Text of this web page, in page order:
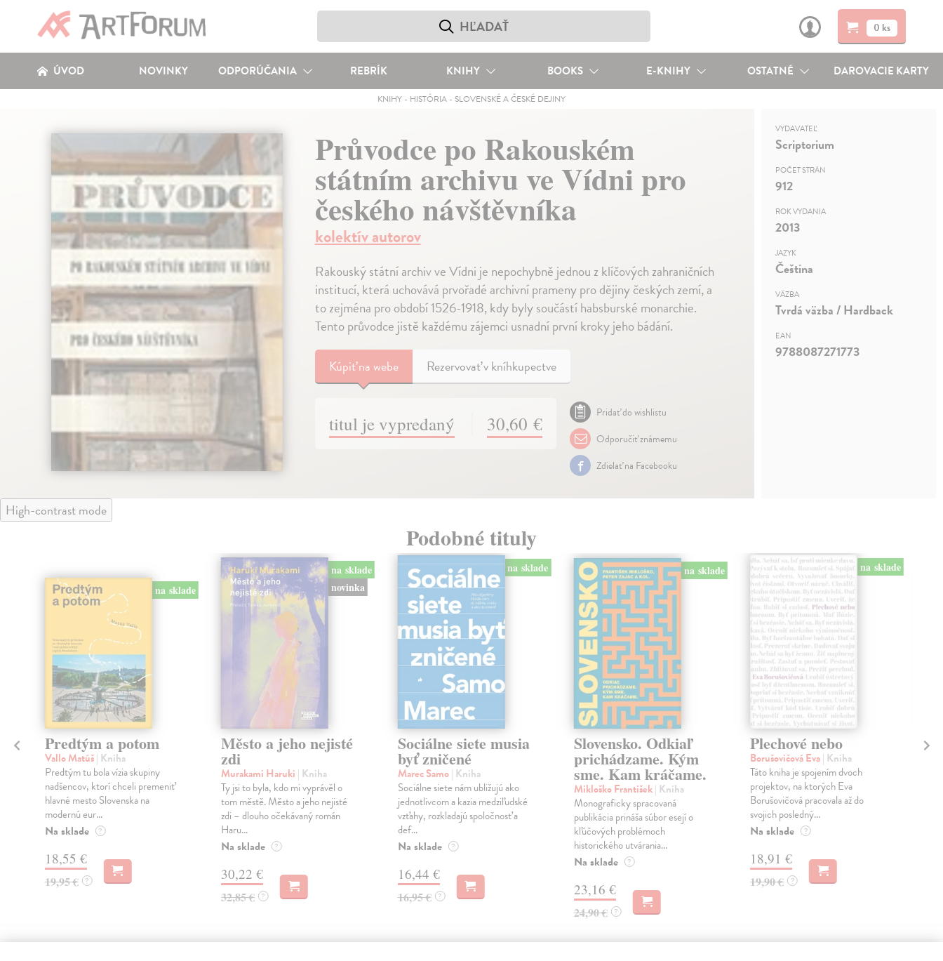
0 ks
ÚVOD NOVINKY ODPORÚČANIA REBRÍK KNIHY BOOKS E-KNIHY OSTATNÉ DAROVACIE KARTY
KNIHY- HISTÓRIA- SLOVENSKÉ A ČESKÉ DEJINY
Průvodce po Rakouském
státním archivu ve Vídni pro
českého návštěvníka
kolektív autorov
Rakouský státní archiv ve Vídni je nepochybně jednou z klíčových zahraničních
institucí, která uchovává prvořadé archivní prameny pro dějiny českých zemí, a
to zejména pro období 1526-1918, kdy byly součástí habsburské monarchie.
Tento průvodce jistě každému zájemci usnadní první kroky jeho bádání.
Kúpiťna webe Rezervovať v kníhkupectve
titul je vypredaný 30,60 €
Pridať do wishlistu
Odporučiť známemu
Zdielať na Facebooku
VYDAVATEĽ
Scriptorium
POČET STRÁN
912
ROK VYDANIA
2013
JAZYK
Čeština
VÄZBA
Tvrdá väzba / Hardback
EAN
9788087271773
High-contrast mode
Podobné tituly
na sklade
Predtým a potom
Vallo Matúš| Kniha
Predtým tu bola vízia skupiny
nadšencov, ktorí chceli premeniť
hlavné mesto Slovenska na
modernú eur...
Na sklade ?
18,55 €
19,95 € ?
na sklade
novinka
Město a jeho nejisté
zdi
Murakami Haruki | Kniha
Ty jsi to byla, kdo mi vyprávěl o
tom městě. Město a jeho nejisté
zdi – dlouho očekávaný román
Haru...
Na sklade ?
30,22 €
32,85 € ?
na sklade
Sociálne siete musia
byť zničené
Marec Samo| Kniha
Sociálne siete nám ubližujú ako
jednotlivcom a kazia medziľudské
vzťahy, rozkladajú spoločnosť a
def...
Na sklade ?
16,44 €
16,95 € ?
na sklade
Slovensko. Odkiaľ
prichádzame. Kým
sme. Kam kráčame.
Mikloško František| Kniha
Monograficky spracovaná
publikácia prináša súbor esejí o
kľúčových problémoch
historického utvárania...
Na sklade ?
23,16 €
24,90 € ?
na sklade
Plechové nebo
Borušovičová Eva| Kniha
Táto kniha je spojením dvoch
projektov, na ktorých Eva
Borušovičová pracovala až do
svojich posledný...
Na sklade ?
18,91 €
19,90 € ?